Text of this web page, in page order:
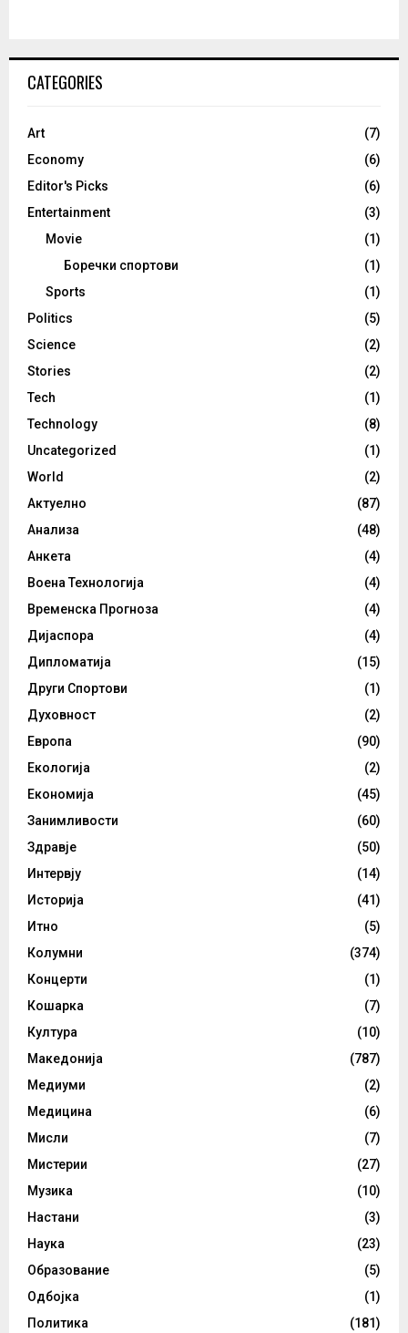
CATEGORIES
Art
(7)
Economy
(6)
Editor's Picks
(6)
Entertainment
(3)
Movie
(1)
Боречки спортови
(1)
Sports
(1)
Politics
(5)
Science
(2)
Stories
(2)
Tech
(1)
Technology
(8)
Uncategorized
(1)
World
(2)
Актуелно
(87)
Анализа
(48)
Анкета
(4)
Воена Технологија
(4)
Временска Прогноза
(4)
Дијаспора
(4)
Дипломатија
(15)
Други Спортови
(1)
Духовност
(2)
Европа
(90)
Екологија
(2)
Економија
(45)
Занимливости
(60)
Здравје
(50)
Интервју
(14)
Историја
(41)
Итно
(5)
Колумни
(374)
Концерти
(1)
Кошарка
(7)
Култура
(10)
Македонија
(787)
Медиуми
(2)
Медицина
(6)
Мисли
(7)
Мистерии
(27)
Музика
(10)
Настани
(3)
Наука
(23)
Образование
(5)
Одбојка
(1)
Политика
(181)